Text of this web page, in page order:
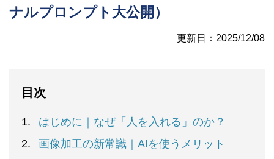
ナルプロンプト大公開）
更新日：2025/12/08
目次
はじめに｜なぜ「人を入れる」のか？
画像加工の新常識｜AIを使うメリット